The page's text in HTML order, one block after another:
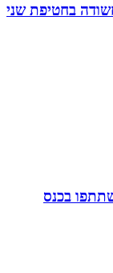
בחטיפת שני
בכנס